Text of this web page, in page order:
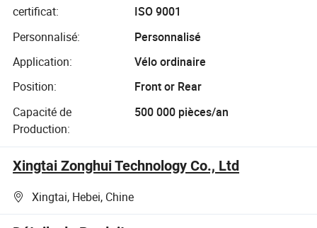
certificat:
ISO 9001
Personnalisé:
Personnalisé
Application:
Vélo ordinaire
Position:
Front or Rear
Capacité de
Production:
500 000 pièces/an
Xingtai Zonghui Technology Co., Ltd
Xingtai, Hebei, Chine